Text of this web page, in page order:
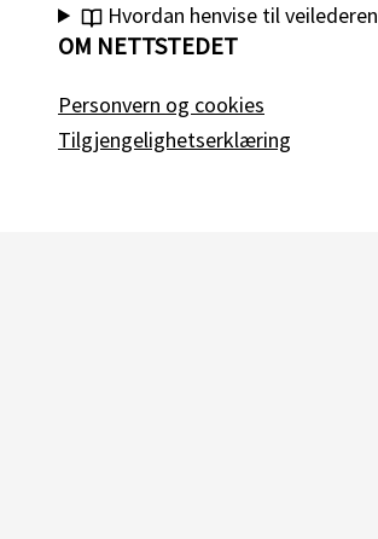
Hvordan henvise til veilederen
OM NETTSTEDET
Personvern og cookies
Tilgjengelighetserklæring